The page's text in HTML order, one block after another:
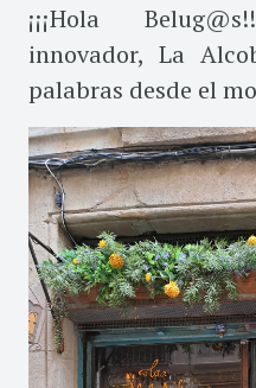
¡¡¡Hola
innovador, La
palabras desde el